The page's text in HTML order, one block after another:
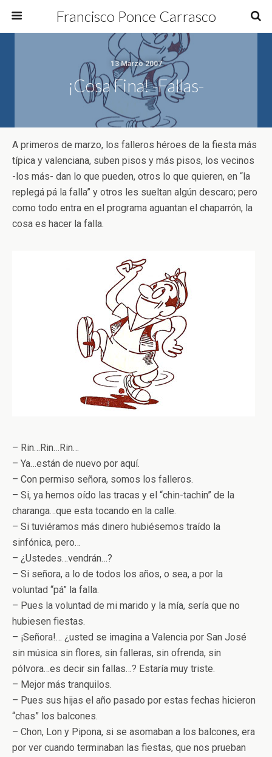
Francisco Ponce Carrasco
13 Marzo 2007
¡Cosa Fina! -Fallas-
A primeros de marzo, los falleros héroes de la fiesta más
típica y valenciana, suben pisos y más pisos, los vecinos
-los más- dan lo que pueden, otros lo que quieren, en “la
replegá pá la falla” y otros les sueltan algún descaro; pero
como todo entra en el programa aguantan el chaparrón, la
cosa es hacer la falla.
– Rin…Rin…Rin…
– Ya…están de nuevo por aquí.
– Con permiso señora, somos los falleros.
– Si, ya hemos oído las tracas y el “chin-tachin” de la
charanga…que esta tocando en la calle.
– Si tuviéramos más dinero hubiésemos traído la
sinfónica, pero…
– ¿Ustedes…vendrán…?
– Si señora, a lo de todos los años, o sea, a por la
voluntad “pá” la falla.
– Pues la voluntad de mi marido y la mía, sería que no
hubiesen fiestas.
– ¡Señora!… ¿usted se imagina a Valencia por San José
sin música sin flores, sin falleras, sin ofrenda, sin
pólvora…es decir sin fallas…? Estaría muy triste.
– Mejor más tranquilos.
– Pues sus hijas el año pasado por estas fechas hicieron
“chas” los balcones.
– Chon, Lon y Pipona, si se asomaban a los balcones, era
por ver cuando terminaban las fiestas, que nos prueban